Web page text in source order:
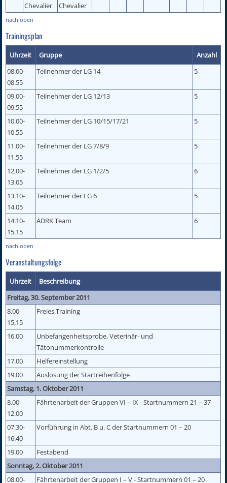
Chevalier
Chevalier
nach oben
Trainingsplan
Uhrzeit Gruppe
Anzahl
08.00-
08.55
Teilnehmer der LG 14 5
09.00-
09.55
Teilnehmer der LG 12/13 5
10.00-
10.55
Teilnehmer der LG 10/15/17/21 5
11.00-
11.55
Teilnehmer der LG 7/8/9 5
12.00-
13.05
Teilnehmer der LG 1/2/5 6
13.10-
14.05
Teilnehmer der LG 6 5
14.10-
15.15
ADRK Team 6
nach oben
Veranstaltungsfolge
Uhrzeit
Beschreibung
Freitag, 30. September 2011
8.00-
15.15
Freies Training
16.00
Unbefangenheitsprobe, Veterinär- und
Tätonummerkontrolle
17.00
Helfereinstellung
19.00
Auslosung der Startreihenfolge
Samstag, 1. Oktober 2011
8.00-
12.00
Fährtenarbeit der Gruppen VI – IX - Startnummern 21 – 37
07.30-
16.40
Vorführung in Abt. B u. C der Startnummern 01 – 20
19.00
Festabend
Sonntag, 2. Oktober 2011
08.00-
Fährtenarbeit der Gruppen I – V - Startnummern 01 – 20